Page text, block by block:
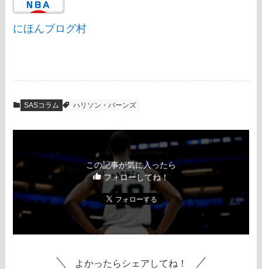
にほんブログ村
SASコラム ハリソン・バーンズ
この記事が気に入ったら
フォローしてね！
よかったらシェアしてね！